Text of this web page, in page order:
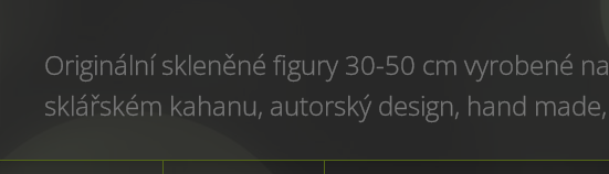
Originální skleněné figury 30-50 cm vyrobené na
sklářském kahanu, autorský design, hand made,